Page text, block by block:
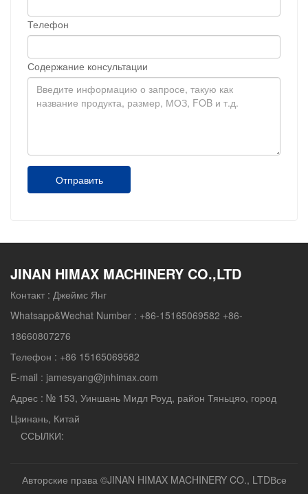
Телефон
Содержание консультации
Отправить
JINAN HIMAX MACHINERY CO.,LTD
Контакт : Джеймс Янг
Whatsapp&Wechat Number : +86-15165069582 +86-
18660807276
Телефон : +86 15165069582
E-mail : jamesyang@jnhimax.com
Адрес : № 153, Уиншань Мидл Роуд, район Тяньцяо, город
Цзинань, Китай
ССЫЛКИ:
Авторские права ©JINAN HIMAX MACHINERY CO., LTDВсе